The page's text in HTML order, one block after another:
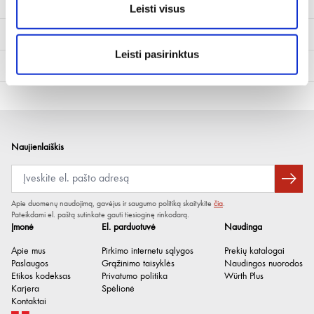
Leisti visus
Leisti pasirinktus
Techninė informacija
pagaminimo
Įmonė
Apie mus
Paslaugos
Etikos kodeksas
Karjera
Kontaktai
El. parduotuvė
Pirkimo internetu sąlygos
Grąžinimo taisyklės
Privatumo politika
Spėlionė
Naudinga
Prekių katalogai
Naudingos nuorodos
Würth Plus
Naujienlaiškis
Apie duomenų naudojimą, gavėjus ir saugumo politiką skaitykite čia.
Pateikdami el. paštą sutinkate gauti tiesioginę rinkodarą.